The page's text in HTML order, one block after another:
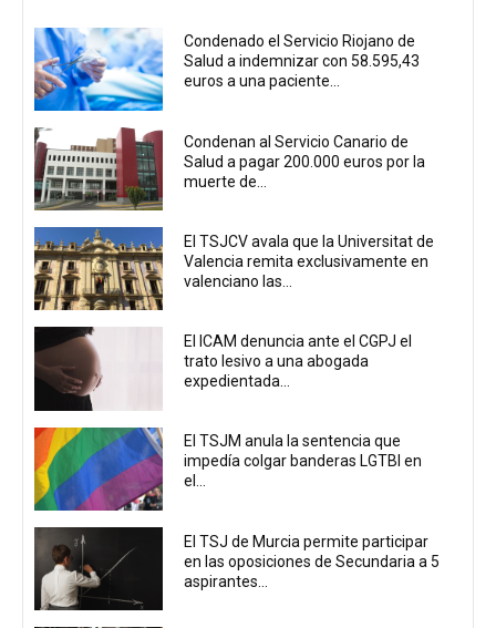
Condenado el Servicio Riojano de
Salud a indemnizar con 58.595,43
euros a una paciente...
Condenan al Servicio Canario de
Salud a pagar 200.000 euros por la
muerte de...
El TSJCV avala que la Universitat de
Valencia remita exclusivamente en
valenciano las...
El ICAM denuncia ante el CGPJ el
trato lesivo a una abogada
expedientada...
El TSJM anula la sentencia que
impedía colgar banderas LGTBI en
el...
El TSJ de Murcia permite participar
en las oposiciones de Secundaria a 5
aspirantes...